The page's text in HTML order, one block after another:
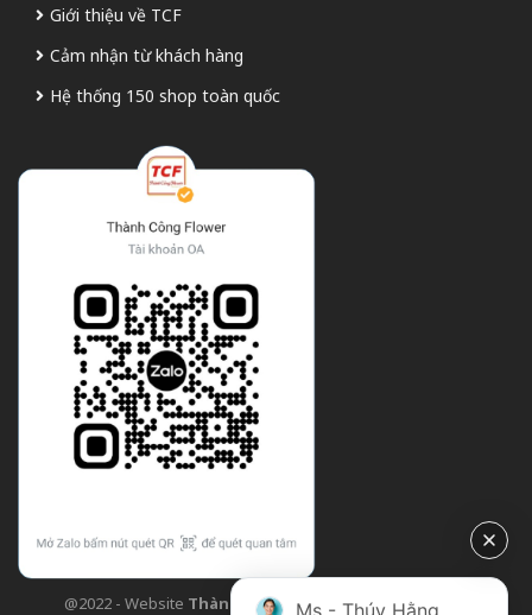
Giới thiệu về TCF
Cảm nhận từ khách hàng
Hệ thống 150 shop toàn quốc
@2022 - Website Thành Công Flower| Design bởi
Ms - Thúy Hằng